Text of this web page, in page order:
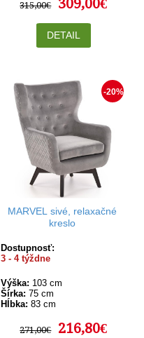
315,00€ 309,00€
DETAIL
-20%
MARVEL sivé, relaxačné
kreslo
Dostupnosť:
3 - 4 týždne
Výška: 103 cm
Šírka: 75 cm
Hĺbka: 83 cm
271,00€ 216,80€